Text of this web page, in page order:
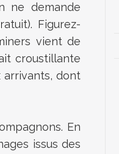
ne demande
Figurez-
vient de
croustillante
arrivants, dont
En
issus des